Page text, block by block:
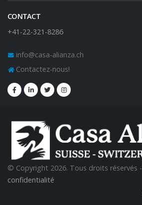
CONTACT
+41-22-321-8286
info@casa-alianza.ch
Contactez-nous!
© Copyright 2026. Tous droits réservés -
confidentialité